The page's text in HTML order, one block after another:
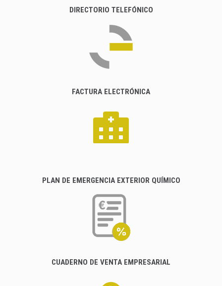
DIRECTORIO TELEFÓNICO
FACTURA ELECTRÓNICA
PLAN DE EMERGENCIA EXTERIOR QUÍMICO
CUADERNO DE VENTA EMPRESARIAL